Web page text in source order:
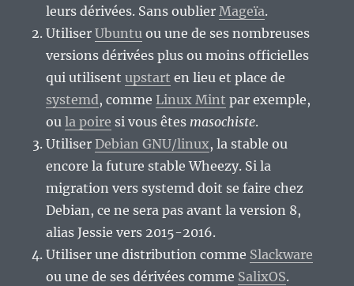
leurs dérivées. Sans oublierMageïa.
UtiliserUbuntu ou une de ses nombreuses
versions dérivées plus ou moins officielles
qui utilisentupstart en lieu et place de
systemd, comme Linux Mint par exemple,
oula poire si vous êtes masochiste.
UtiliserDebian GNU/linux, la stable ou
encore la future stable Wheezy. Si la
migration vers systemd doit se faire chez
Debian, ce ne sera pas avant la version 8,
alias Jessie vers 2015-2016.
Utiliser une distribution comme Slackware
ou une de ses dérivées comme SalixOS.